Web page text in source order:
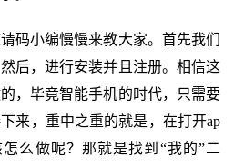
码小编慢慢来教大家。首先我们
后，进行安装并且注册。相信这
，毕竟智能手机的时代，只需要
来，重中之重的就是，在打开ap
么做呢？那就是找到“我的”二